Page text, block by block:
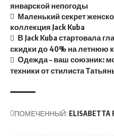
январской непогоды
Маленький секрет
коллекция Jack Kuba
В Jack Kuba стартовала
скидки до 40% на летнюю
Одежда – ваш союзник:
техники от стилиста
ПОМЕЧЕННЫЙ: ELISABETTA